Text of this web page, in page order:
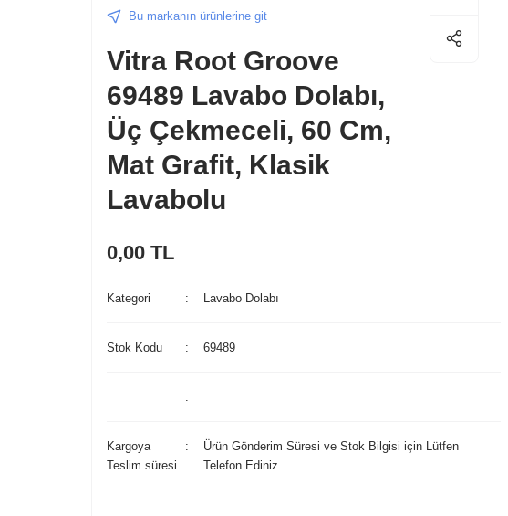
Bu markanın ürünlerine git
Vitra Root Groove
69489 Lavabo Dolabı,
Üç Çekmeceli, 60 Cm,
Mat Grafit, Klasik
Lavabolu
0,00 TL
Kategori Lavabo Dolabı
Stok Kodu 69489
Kargoya
Teslim süresi
Ürün Gönderim Süresi ve Stok Bilgisi için Lütfen
Telefon Ediniz.